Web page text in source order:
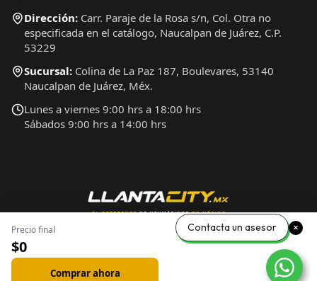
Precio final
$0
Comprar ahora
Dirección: Carr. Paraje de la Rosa s/n, Col. Otra no
especificada en el catálogo, Naucalpan de Juárez, C.P.
53229
Sucursal: Colina de La Paz 187, Boulevares, 53140
Naucalpan de Juárez, Méx.
Lunes a viernes 9:00 hrs a 18:00 hrs
Sábados 9:00 hrs a 14:00 hrs
Contacta un asesor